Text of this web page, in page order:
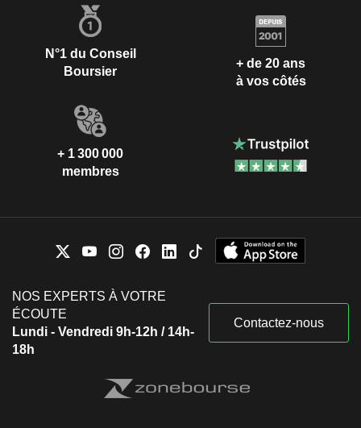
N°1 du Conseil
Boursier
+ de 20 ans
à vos côtés
+ 1 300 000
membres
NOS EXPERTS À VOTRE
ÉCOUTE
Lundi - Vendredi 9h-12h / 14h-
18h
Contactez-nous